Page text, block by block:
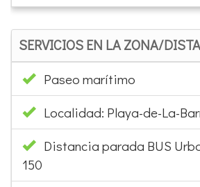
SERVICIOS EN LA ZONA/
Paseo marítimo
Localidad: Playa-de-La-
Distancia parada BUS
150